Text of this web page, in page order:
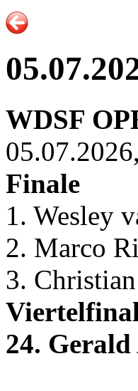
WDSF
Finale
1. Wesley
2. Marco
3.
24.